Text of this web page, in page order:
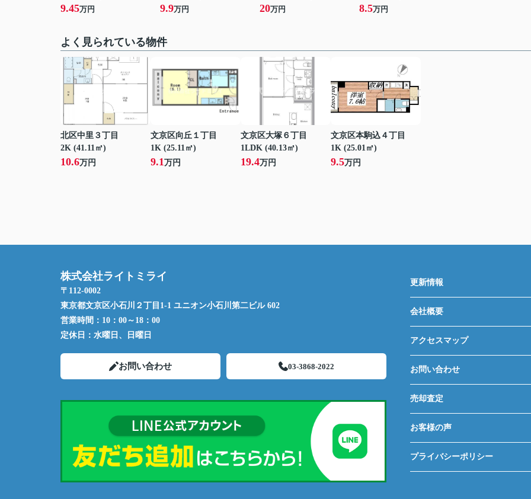
9.45万円 9.9万円 20万円 8.5万円
よく見られている物件
北区中里３丁目
2K (41.11㎡)
10.6万円
文京区向丘１丁目
1K (25.11㎡)
9.1万円
文京区大塚６丁目
1LDK (40.13㎡)
19.4万円
文京区本駒込４丁目
1K (25.01㎡)
9.5万円
株式会社ライトミライ
〒112-0002
東京都文京区小石川２丁目1-1 ユニオン小石川第二ビル 602
営業時間： 10：00～18：00
定休日： 水曜日、日曜日
お問い合わせ 03-3868-2022
更新情報
会社概要
アクセスマップ
お問い合わせ
売却査定
お客様の声
プライバシーポリシー